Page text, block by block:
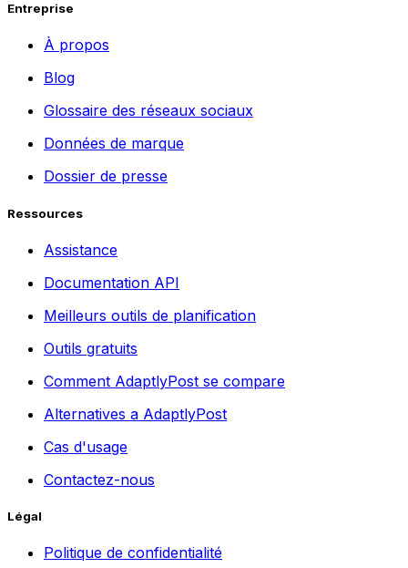
Entreprise
À propos
Blog
Glossaire des réseaux sociaux
Données de marque
Dossier de presse
Ressources
Assistance
Documentation API
Meilleurs outils de planification
Outils gratuits
Comment AdaptlyPost se compare
Alternatives a AdaptlyPost
Cas d'usage
Contactez-nous
Légal
Politique de confidentialité